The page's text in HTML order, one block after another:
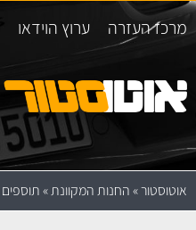
מרכז העזרה ערוץ הוידאו
אוטוסטור»החנות המקוונת»תוספים